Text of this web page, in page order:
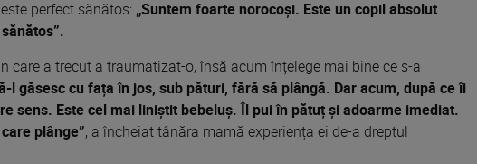
perfect sănătos: „Suntem foarte norocoși. Este un copil absolut
care a trecut a traumatizat-o, însă acum înțelege mai bine ce s-a
l găsesc cu fața în jos, sub pături, fără să plângă. Dar acum, după ce îi
sens. Este cel mai liniștit bebeluș. Îl pui în pătuț și adoarme imediat.
plânge”, a încheiat tânăra mamă experiența ei de-a dreptul